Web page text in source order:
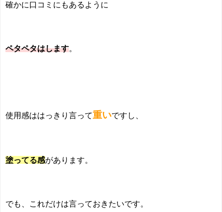
確かに口コミにもあるように
ペタペタはします
使用感ははっきり言って重いですし、
塗ってる感があります。
でも、これだけは言っておきたいです。